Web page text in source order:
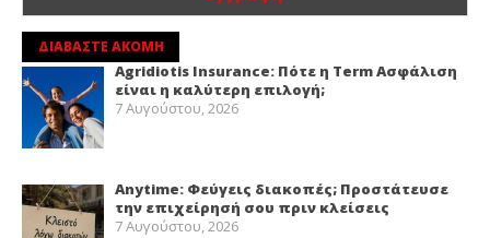
ΔΙΑΒΑΣΤΕ ΑΚΟΜΗ
Agridiotis Insurance: Πότε η Term Ασφάλιση
είναι η καλύτερη επιλογή;
7 Αυγούστου, 2026
Anytime: Φεύγεις διακοπές; Προστάτευσε
την επιχείρησή σου πριν κλείσεις
7 Αυγούστου, 2026